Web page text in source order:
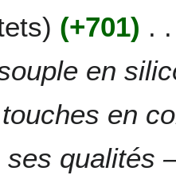
+701
en
en
ses qualités